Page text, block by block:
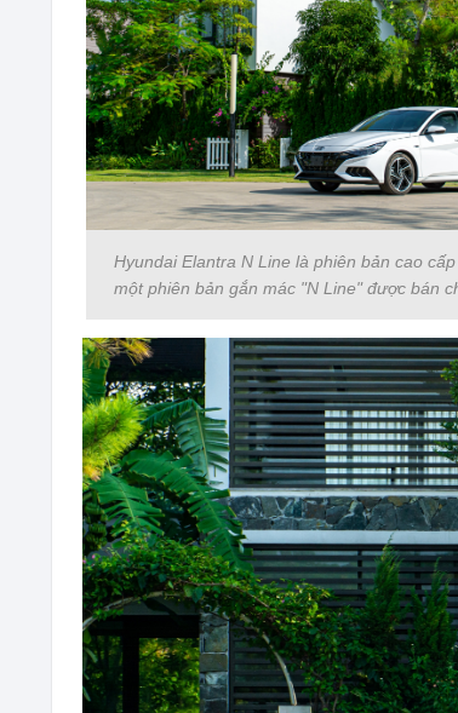
Hyundai Elantra N Line là phiên bản cao
một phiên bản gắn mác "N Line" được bán